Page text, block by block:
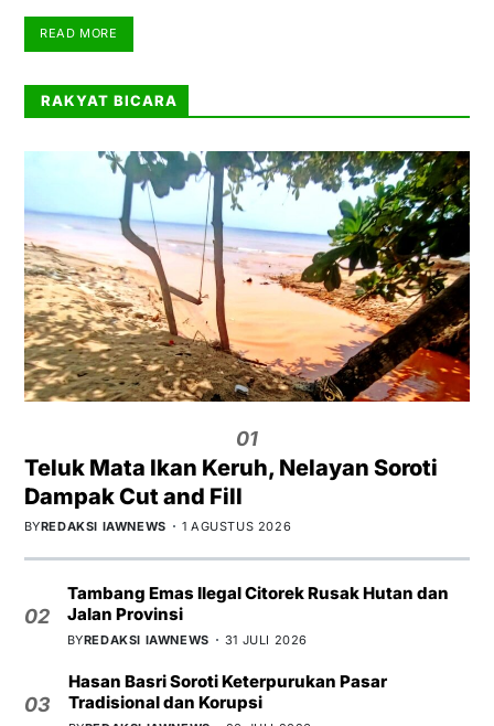
READ MORE
RAKYAT BICARA
01
Teluk Mata Ikan Keruh, Nelayan Soroti
Dampak Cut and Fill
BYREDAKSI IAWNEWS 1 AGUSTUS 2026
02
Tambang Emas Ilegal Citorek Rusak Hutan dan
Jalan Provinsi
BYREDAKSI IAWNEWS 31 JULI 2026
03
Hasan Basri Soroti Keterpurukan Pasar
Tradisional dan Korupsi